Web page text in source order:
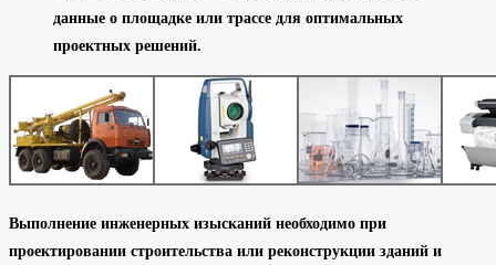
данные о площадке или трассе для оптимальных
проектных решений.
Выполнение инженерных изысканий необходимо при
проектировании строительства или реконструкции зданий и